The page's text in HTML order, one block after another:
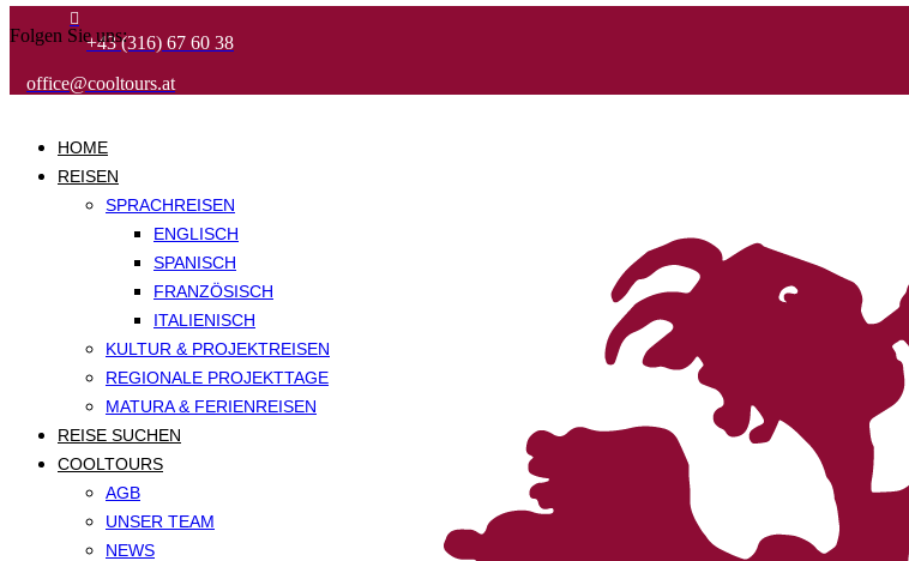
Folgen Sie uns:+43 (316) 67 60 38
office@cool­tours.at
HOME
REISEN
SPRACHREISEN
ENGLISCH
SPANISCH
FRANZÖSISCH
ITALIENISCH
KULTUR & PROJEKTREISEN
REGIONALE PROJEKTTAGE
MATURA & FERIENREISEN
REISE SUCHEN
COOLTOURS
AGB
UNSER TEAM
NEWS